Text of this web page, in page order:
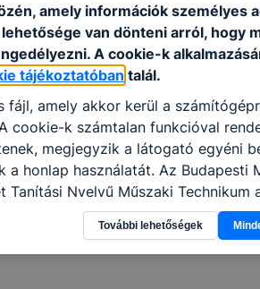
szoba) vagy Soósné Varga
ek, a Diákönkormányzat
amely információk személyes
van dönteni arról, hogy
A cookie-k
tájékoztatóban talál.
fájl, amely akkor kerül a
cookie-k számtalan funkcióval
megjegyzik a látogató egyéni
a honlap használatát. Az Budapesti
Tanítási Nyelvű Műszaki Technikum
információ gyűjtése azzal
-annak felmérésével, hogy a honlap
így megtudhatjuk, hogyan
További lehetőségek